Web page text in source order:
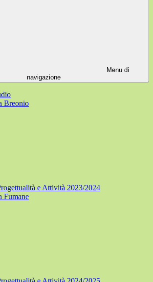
Menu di
navigazione
Breonio
e Attività 2023/2024
Fumane